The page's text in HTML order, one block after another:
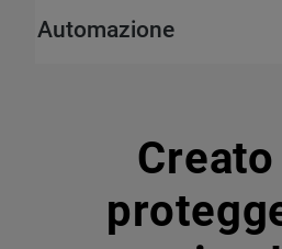
Automazione